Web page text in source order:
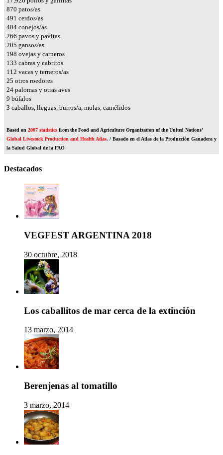
986 patos/as
556 cerdos/as
459 conejos/as
301 pavos y pavitas
232 gansos/as
225 ovejas y carneros
150 cabras y cabritos
127 vacas y terneros/as
28 otros roedores
27 palomas y otras aves
10búfalos
4 caballos, lleguas, burros/a, mulas, camélidos
Based on 2007 statistics from the Food and Agriculture Organization of the United Nations'
Global Livestock Production and Health Atlas. / Basado en el Atlas de la Producción Ganadera y
la Salud Global de la FAO
Destacados
VEGFEST ARGENTINA 2018
30 octubre, 2018
Los caballitos de mar cerca de la extinción
13 marzo, 2014
Berenjenas al tomatillo
3 marzo, 2014